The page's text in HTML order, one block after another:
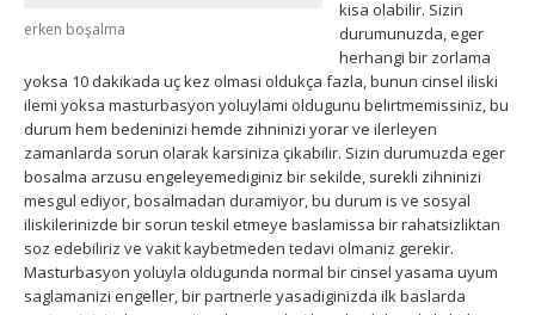
erken boşalma
kisa olabilir. Sizin
durumunuzda, eger
herhangi bir zorlama
yoksa 10 dakikada uç kez olmasi oldukça fazla, bunun cinsel iliski
ilemi yoksa masturbasyon yoluylami oldugunu belirtmemissiniz, bu
durum hem bedeninizi hemde zihninizi yorar ve ilerleyen
zamanlarda sorun olarak karsiniza çikabilir. Sizin durumuzda eger
bosalma arzusu engeleyemediginiz bir sekilde, surekli zihninizi
mesgul ediyor, bosalmadan duramiyor, bu durum is ve sosyal
iliskilerinizde bir sorun teskil etmeye baslamissa bir rahatsizliktan
soz edebiliriz ve vakit kaybetmeden tedavi olmaniz gerekir.
Masturbasyon yoluyla oldugunda normal bir cinsel yasama uyum
saglamanizi engeller, bir partnerle yasadiginizda ilk baslarda